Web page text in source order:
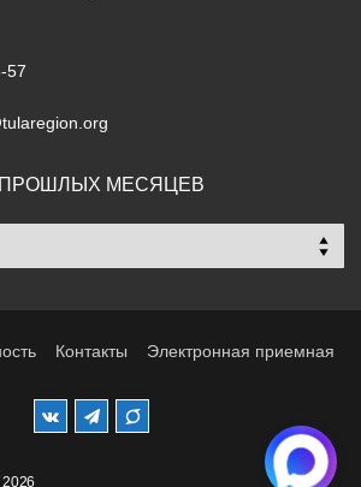
57
МЕСЯЦЕВ
Контакты Электронная приемная